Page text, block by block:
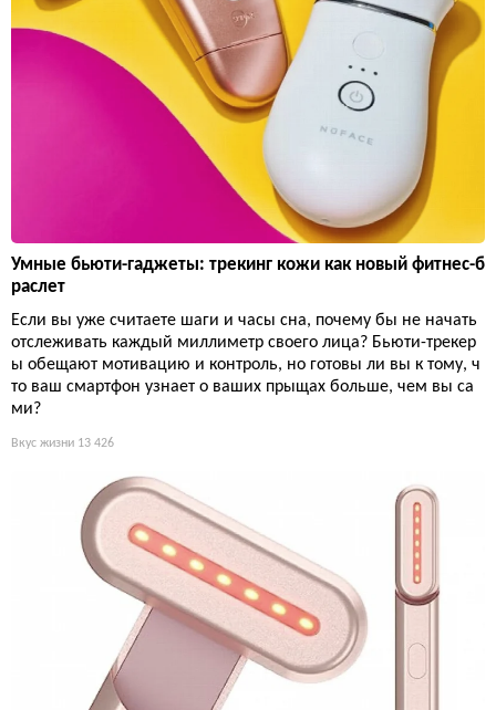
Умные бьюти-гаджеты: трекинг кожи как новый фитнес-б
раслет
Если вы уже считаете шаги и часы сна, почему бы не начать
отслеживать каждый миллиметр своего лица? Бьюти-трекер
ы обещают мотивацию и контроль, но готовы ли вы к тому, ч
то ваш смартфон узнает о ваших прыщах больше, чем вы са
ми?
Вкус жизни 13 426